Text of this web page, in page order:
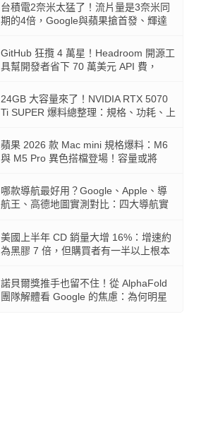
台積電2奈米太猛了！流片量是3奈米同
期的4倍，Google與蘋果搶首發、輝達
GitHub 狂攬 4 萬星！Headroom 開源工
具幫開發者省下 70 萬美元 API 費，
24GB 大容量來了！NVIDIA RTX 5070
Ti SUPER 爆料總整理：規格、功耗、上
蘋果 2026 款 Mac mini 規格爆料：M6
與 M5 Pro 異色搭檔登場！容量或將
哪款導航最好用？Google、Apple、導
航王、高德地圖實測對比：四大導航實
美國上半年 CD 銷量大增 16%：增速約
為黑膠 7 倍，但購買者有一半以上根本
諾貝爾獎推手也留不住！從 AlphaFold
團隊解體看 Google 的焦慮：為何明星